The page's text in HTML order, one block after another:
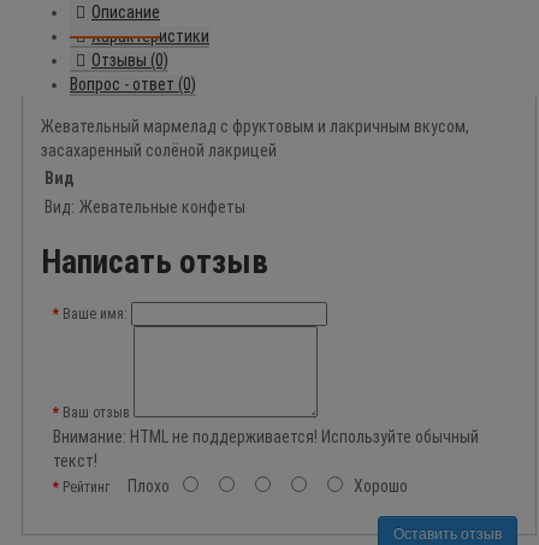
Описание
Характеристики
Отзывы (0)
Вопрос - ответ (0)
Жевательный мармелад с фруктовым и лакричным вкусом,
засахаренный солёной лакрицей
Вид
Вид: Жевательные конфеты
Написать отзыв
Ваше имя:
Ваш отзыв
Внимание: HTML не поддерживается! Используйте обычный
текст!
Рейтинг Плохо Хорошо
Оставить отзыв